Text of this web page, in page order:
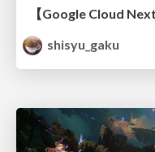
shisyu_gaku